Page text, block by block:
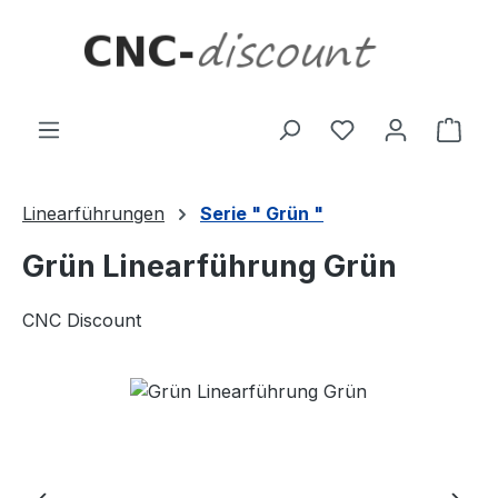
Linearführungen Serie " Grün "
Grün Linearführung Grün
CNC Discount
Bildergalerie überspringen